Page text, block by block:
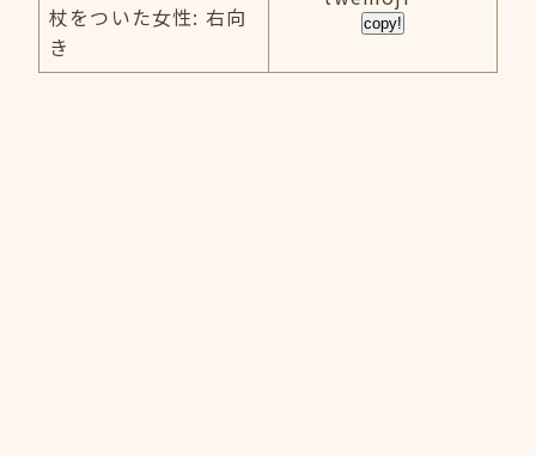
copy!
杖をついた女性: 右向
き